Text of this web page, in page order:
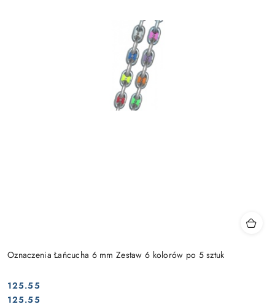
Oznaczenia Łańcucha 6 mm Zestaw 6 kolorów po 5 sztuk
Cena:
125.55
Cena:
125.55